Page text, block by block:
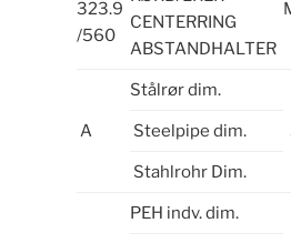
323.9
/560
CENTERRING
ABSTANDHALTER
A
Stålrør dim.
Steelpipe dim.
Stahlrohr Dim.
PEH indv. dim.